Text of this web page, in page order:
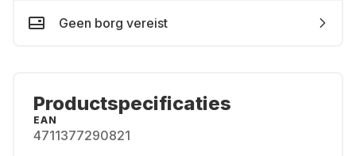
Geen borg vereist
Productspecificaties
EAN
4711377290821